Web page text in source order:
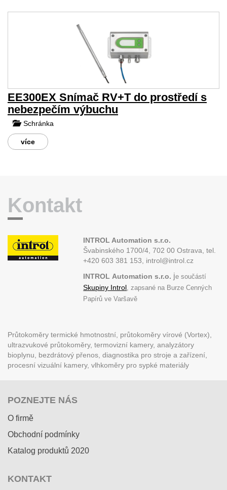
EE300EX Snímač RV+T do prostředí s
nebezpečím výbuchu
Schránka
více
Kontakt
INTROL Automation s.r.o.
Švabinského 1700/4, 702 00 Ostrava,tel.
+420 603 381 153, introl@introl.cz
INTROL Automation s.r.o. je součástí
Skupiny Introl , zapsané na Burze Cenných
Papírů ve Varšavě
Průtokoměry termické hmotnostní, průtokoměry vírové (Vortex),
ultrazvukové průtokoměry, termovizní kamery, analyzátory
bioplynu, bezdrátový přenos, diagnostika pro stroje a zařízení,
procesní vizuální kamery, vlhkoměry pro sypké materiály
POZNEJTE NÁS
O firmě
Obchodní podmínky
Katalog produktů 2020
KONTAKT